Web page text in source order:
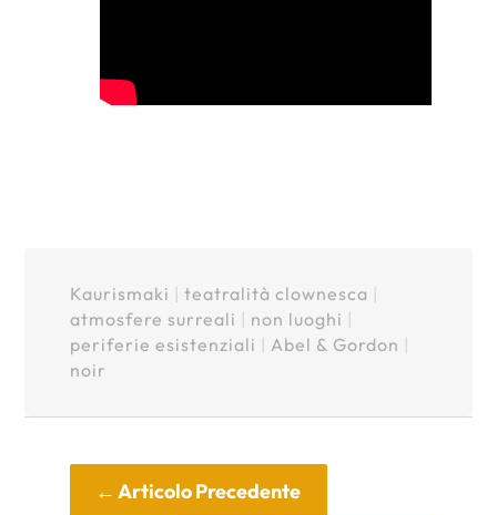
Kaurismaki teatralità clownesca
atmosfere surreali
non luoghi
periferie esistenziali
Abel & Gordon
noir
←Articolo Precedente